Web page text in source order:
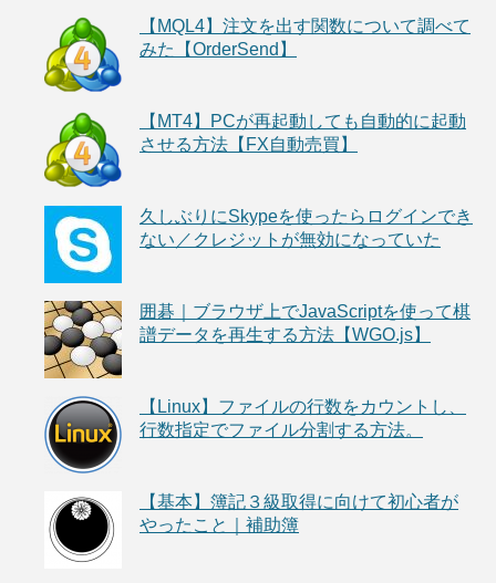
【MQL4】注文を出す関数について調べて
みた【OrderSend】
【MT4】PCが再起動しても自動的に起動
させる方法【FX自動売買】
久しぶりにSkypeを使ったらログインでき
ない／クレジットが無効になっていた
囲碁｜ブラウザ上でJavaScriptを使って棋
譜データを再生する方法【WGO.js】
【Linux】ファイルの行数をカウントし、
行数指定でファイル分割する方法。
【基本】簿記３級取得に向けて初心者が
やったこと｜補助簿